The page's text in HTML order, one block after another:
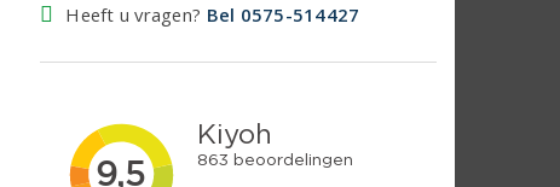
Heeft u vragen? Bel 0575-514427